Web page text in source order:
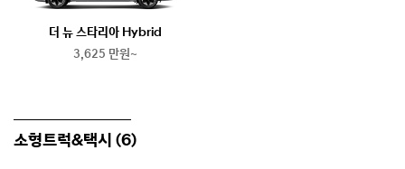
더 뉴 스타리아 Hybrid
3,625 만원~
소형트럭&택시 (6)